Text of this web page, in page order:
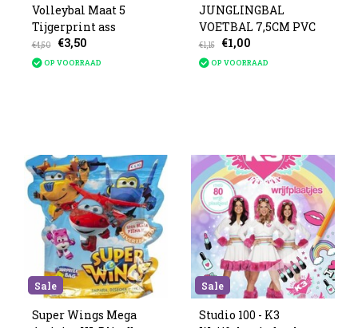
Volleybal Maat 5
Tijgerprint ass
€4,50 €3,50
OP VOORRAAD
JUNGLINGBAL
VOETBAL 7,5CM PVC
€1,15 €1,00
OP VOORRAAD
Sale
Super Wings Mega
Sale
Studio 100 - K3